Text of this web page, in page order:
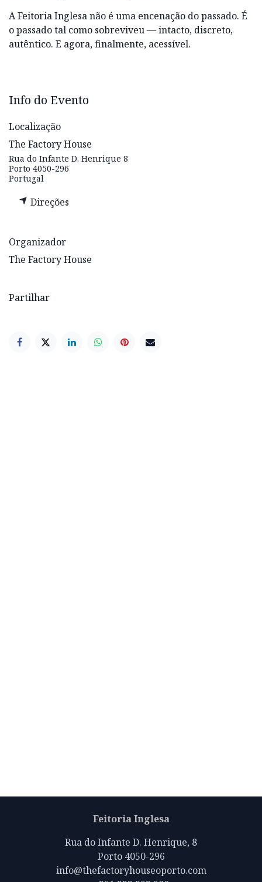
A Feitoria Inglesa não é uma encenação do passado. É
o passado tal como sobreviveu — intacto, discreto,
autêntico. E agora, finalmente, acessível.
Info do Evento
Localização
The Factory House
Rua do Infante D. Henrique 8
Porto 4050-296
Portugal
Direções
Organizador
The Factory House
Partilhar
Feitoria Inglesa
Rua do Infante D. Henrique, 8
Porto 4050-296
info@thefactoryhouseoporto.com